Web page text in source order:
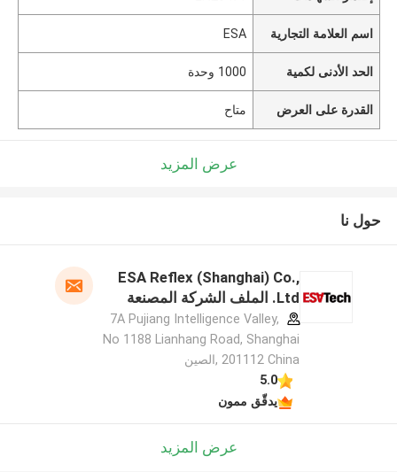
اسم العلامة التجارية ESA
الحد الأدنى لكمية 1000 وحدة
القدرة على العرض متاح
عرض المزيد
حول نا
ESA Reflex (Shanghai) Co.,
Ltd. الملف الشركة المصنعة
7A Pujiang Intelligence Valley,
No 1188 Lianhang Road, Shanghai
201112 China ,الصين
5.0
يدقّق ممون
عرض المزيد